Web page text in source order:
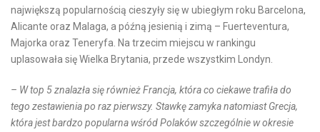
największą popularnością cieszyły się w ubiegłym roku Barcelona,
Alicante oraz Malaga, a późną jesienią i zimą – Fuerteventura,
Majorka oraz Teneryfa. Na trzecim miejscu w rankingu
uplasowała się Wielka Brytania, przede wszystkim Londyn.
– W top 5 znalazła się również Francja, która co ciekawe trafiła do
tego zestawienia po raz pierwszy. Stawkę zamyka natomiast Grecja,
która jest bardzo popularna wśród Polaków szczególnie w okresie